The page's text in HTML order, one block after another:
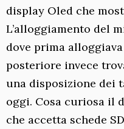
display Oled che
L’alloggiamento del
dove prima
posteriore invece
una disposizione dei
oggi. Cosa curiosa il
che accetta schede